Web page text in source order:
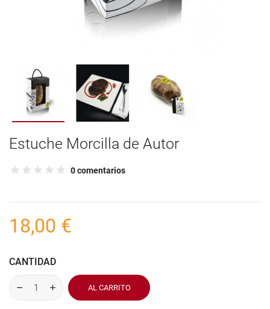
Estuche Morcilla de Autor
0 comentarios
18,00 €
CANTIDAD
AL CARRITO